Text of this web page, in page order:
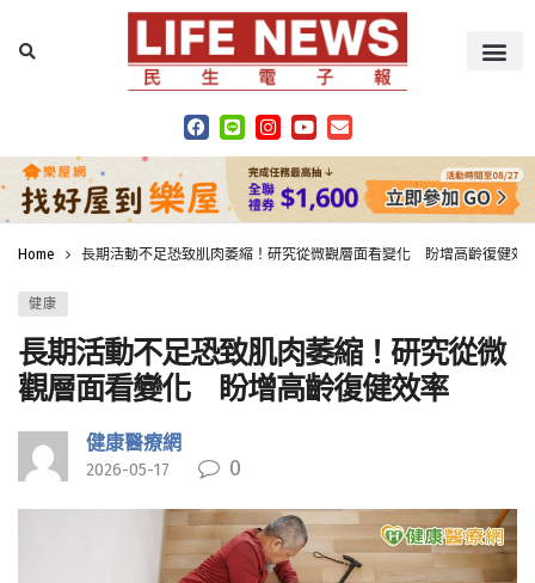
Home 長期活動不足恐致肌肉萎縮！研究從微觀層面看變化 盼增高齡復健效
健康
長期活動不足恐致肌肉萎縮！研究從微
觀層面看變化 盼增高齡復健效率
健康醫療網
2026-05-17 0